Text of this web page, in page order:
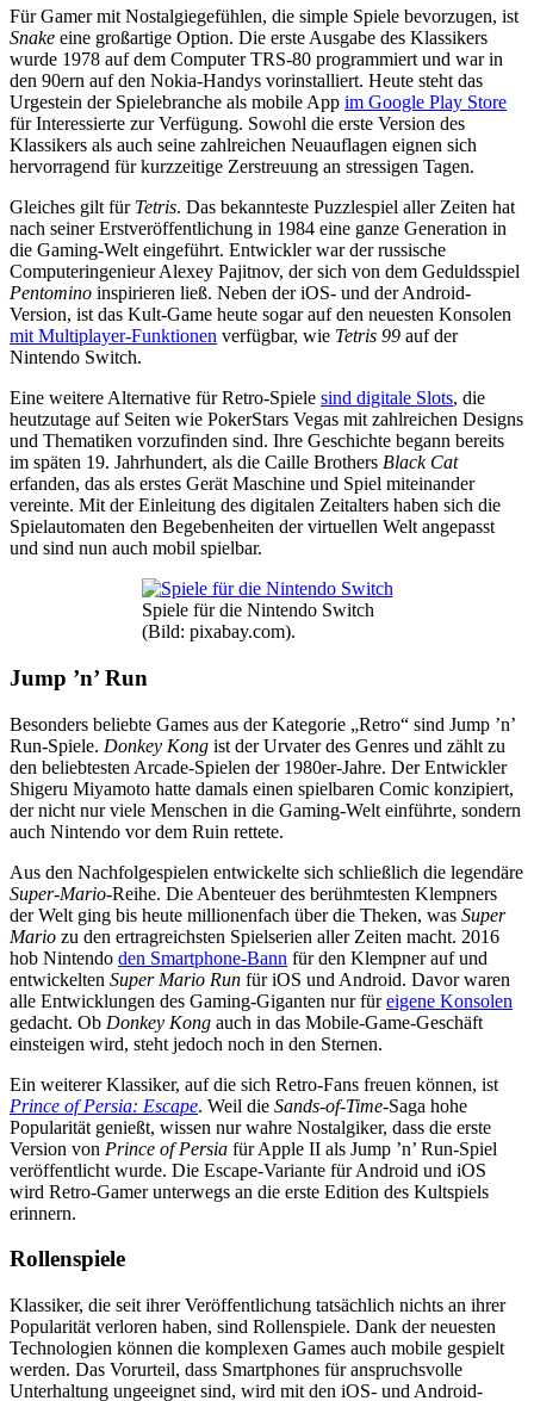
Für Gamer mit Nostalgiegefühlen, die simple Spiele bevorzugen, ist
Snake eine großartige Option. Die erste Ausgabe des Klassikers
wurde 1978 auf dem Computer TRS-80 programmiert und war in
den 90ern auf den Nokia-Handys vorinstalliert. Heute steht das
Urgestein der Spielebranche als mobile App im Google Play Store
für Interessierte zur Verfügung. Sowohl die erste Version des
Klassikers als auch seine zahlreichen Neuauflagen eignen sich
hervorragend für kurzzeitige Zerstreuung an stressigen Tagen.
Gleiches gilt fürTetris. Das bekannteste Puzzlespiel aller Zeiten hat
nach seiner Erstveröffentlichung in 1984 eine ganze Generation in
die Gaming-Welt eingeführt. Entwickler war der russische
Computeringenieur Alexey Pajitnov, der sich von dem Geduldsspiel
Pentomino inspirieren ließ. Neben der iOS- und der Android-
Version, ist das Kult-Game heute sogar auf den neuesten Konsolen
mit Multiplayer-Funktionen verfügbar, wie Tetris 99 auf der
Nintendo Switch.
Eine weitere Alternative für Retro-Spiele sind digitale Slots, die
heutzutage auf Seiten wie PokerStars Vegas mit zahlreichen Designs
und Thematiken vorzufinden sind. Ihre Geschichte begann bereits
im späten 19. Jahrhundert, als die Caille Brothers Black Cat
erfanden, das als erstes Gerät Maschine und Spiel miteinander
vereinte. Mit der Einleitung des digitalen Zeitalters haben sich die
Spielautomaten den Begebenheiten der virtuellen Welt angepasst
und sind nun auch mobil spielbar.
Spiele für die Nintendo Switch
(Bild: pixabay.com).
Jump ’n’ Run
Besonders beliebte Games aus der Kategorie „Retro“ sind Jump ’n’
Run-Spiele. Donkey Kong ist der Urvater des Genres und zählt zu
den beliebtesten Arcade-Spielen der 1980er-Jahre. Der Entwickler
Shigeru Miyamoto hatte damals einen spielbaren Comic konzipiert,
der nicht nur viele Menschen in die Gaming-Welt einführte, sondern
auch Nintendo vor dem Ruin rettete.
Aus den Nachfolgespielen entwickelte sich schließlich die legendäre
Super-Mario-Reihe. Die Abenteuer des berühmtesten Klempners
der Welt ging bis heute millionenfach über die Theken, was Super
Mario zu den ertragreichsten Spielserien aller Zeiten macht. 2016
hob Nintendo den Smartphone-Bann für den Klempner auf und
entwickelten Super Mario Run für iOS und Android. Davor waren
alle Entwicklungen des Gaming-Giganten nur füreigene Konsolen
gedacht. Ob Donkey Kong auch in das Mobile-Game-Geschäft
einsteigen wird, steht jedoch noch in den Sternen.
Ein weiterer Klassiker, auf die sich Retro-Fans freuen können, ist
Prince of Persia: Escape. Weil die Sands-of-Time-Saga hohe
Popularität genießt, wissen nur wahre Nostalgiker, dass die erste
Version von Prince of Persia für Apple II als Jump ’n’ Run-Spiel
veröffentlicht wurde. Die Escape-Variante für Android und iOS
wird Retro-Gamer unterwegs an die erste Edition des Kultspiels
erinnern.
Rollenspiele
Klassiker, die seit ihrer Veröffentlichung tatsächlich nichts an ihrer
Popularität verloren haben, sind Rollenspiele. Dank der neuesten
Technologien können die komplexen Games auch mobile gespielt
werden. Das Vorurteil, dass Smartphones für anspruchsvolle
Unterhaltung ungeeignet sind, wird mit den iOS- und Android-